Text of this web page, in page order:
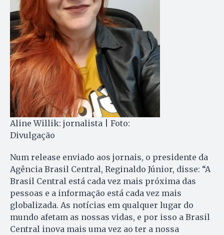
Aline Willik: jornalista | Foto:
Divulgação
Num release enviado aos jornais, o presidente da
Agência Brasil Central, Reginaldo Júnior, disse: “A
Brasil Central está cada vez mais próxima das
pessoas e a informação está cada vez mais
globalizada. As notícias em qualquer lugar do
mundo afetam as nossas vidas, e por isso a Brasil
Central inova mais uma vez ao ter a nossa